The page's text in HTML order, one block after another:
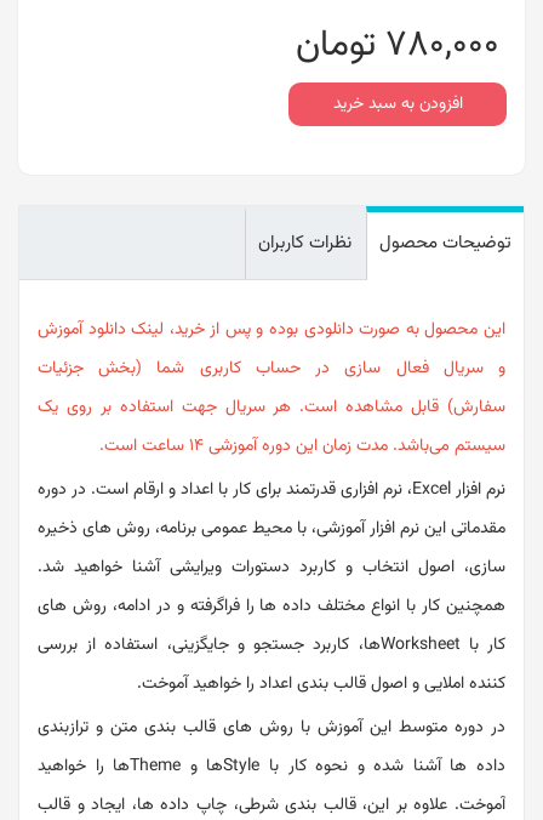
780,000 تومان
افزودن به سبد خرید
توضیحات محصول نظرات کاربران
این محصول به صورت دانلودی بوده و پس از خرید، لینک دانلود آموزش
و سریال فعال سازی در حساب کاربری شما (بخش جزئیات
سفارش) قابل مشاهده است. هر سریال جهت استفاده بر روی یک
سیستم می‌باشد. مدت زمان این دوره آموزشی ۱۴ ساعت است.
نرم افزار Excel، نرم افزاری قدرتمند برای کار با اعداد و ارقام است. در دوره
مقدماتی این نرم افزار آموزشی، با محیط عمومی برنامه، روش های ذخیره
سازی، اصول انتخاب و کاربرد دستورات ویرایشی آشنا خواهید شد.
همچنین کار با انواع مختلف داده ها را فراگرفته و در ادامه، روش های
کار با Worksheetها، کاربرد جستجو و جایگزینی، استفاده از بررسی
کننده املایی و اصول قالب بندی اعداد را خواهید آموخت.
در دوره متوسط این آموزش با روش های قالب بندی متن و ترازبندی
داده ها آشنا شده و نحوه کار با Styleها و Themeها را خواهید
آموخت. علاوه بر این، قالب بندی شرطی، چاپ داده ها، ایجاد و قالب